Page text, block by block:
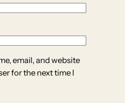
email, and website
for the next time I